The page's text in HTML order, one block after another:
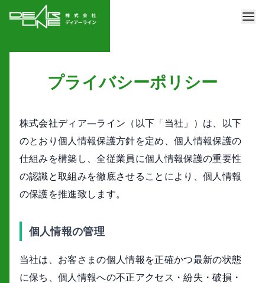
プライバシーポリシー
株式会社ディア―ライン（以下「当社」）は、以下
のとおり個人情報保護方針を定め、個人情報保護の
仕組みを構築し、全従業員に個人情報保護の重要性
の認識と取組みを徹底させることにより、個人情報
の保護を推進致します。
個人情報の管理
当社は、お客さまの個人情報を正確かつ最新の状態
に保ち、個人情報への不正アクセス・紛失・破損・